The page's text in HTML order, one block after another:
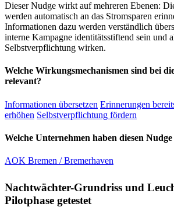
Dieser Nudge wirkt auf mehreren Ebenen:
werden automatisch an das Stromsparen
Informationen dazu werden verständlich
interne Kampagne identitätsstiftend sein und
Selbstverpflichtung wirken.
Welche Wirkungsmechanismen sind bei
relevant?
Informationen übersetzen Erinnerungen
erhöhen Selbstverpflichtung fördern
Welche Unternehmen haben diesen Nudge
AOK Bremen / Bremerhaven
Nachtwächter-Grundriss und
Pilotphase getestet